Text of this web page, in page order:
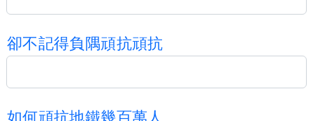
卻不記得負 隅頑抗頑抗
如何頑抗地鐵幾百萬人